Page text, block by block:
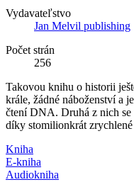
Vydavateľstvo
Jan Melvil publishing
Počet strán
256
Takovou knihu o historii
krále, žádné náboženství a
čtení DNA. Druhá z nich se
díky stomilionkrát zrychlené
Kniha
E-kniha
Audiokniha